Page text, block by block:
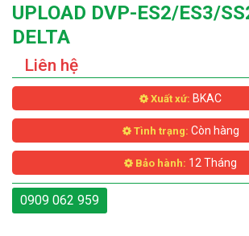
UPLOAD DVP-ES2/ES3/
DELTA
Liên hệ
Xuất xứ: BKAC
Tình trạng: Còn hàng
Bảo hành: 12 Tháng
0909 062 959